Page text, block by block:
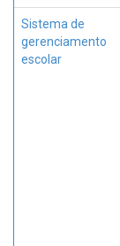
Sistema de
gerenciamento
escolar